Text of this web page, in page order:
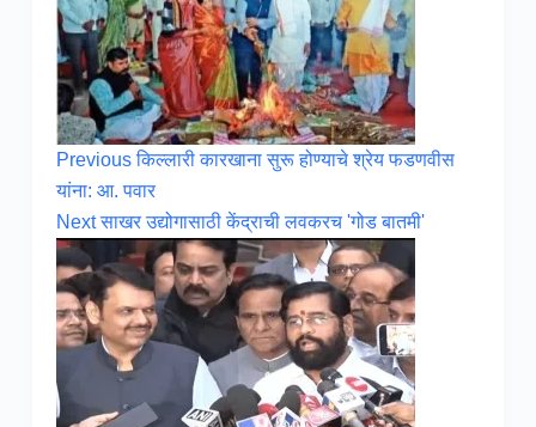
Previousकिल्लारी कारखाना सुरू होण्याचे श्रेय फडणवीस
यांना: आ. पवार
Nextसाखर उद्योगासाठी केंद्राची लवकरच 'गोड बातमी'